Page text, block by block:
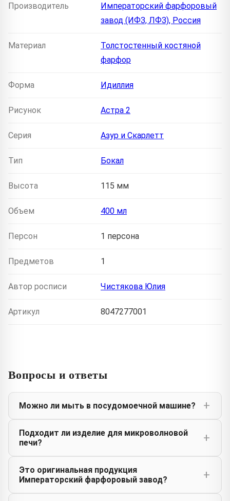
Производитель
Императорский фарфоровый
завод (ИФЗ, ЛФЗ), Россия
Материал
Толстостенный костяной
фарфор
Форма Идиллия
Рисунок Астра 2
Серия Азур и Скарлетт
Тип Бокал
Высота 115 мм
Объем 400 мл
Персон 1 персона
Предметов 1
Автор росписи Чистякова Юлия
Артикул 8047277001
Вопросы и ответы
Можно ли мыть в посудомоечной машине?
Подходит ли изделие для микроволновой
печи?
Это оригинальная продукция
Императорский фарфоровый завод?